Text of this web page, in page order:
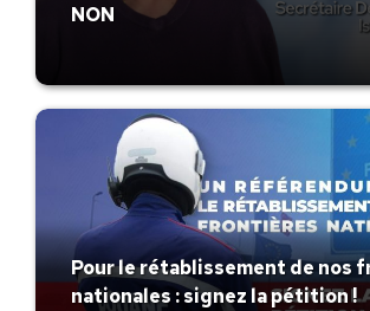
NON
Pour le rétablissement de nos
nationales : signez la pétition !